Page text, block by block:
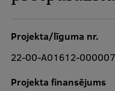
Maģistra studiju
Projekta/līguma nr.
22-00-A01612-000007
Projekta finansējums